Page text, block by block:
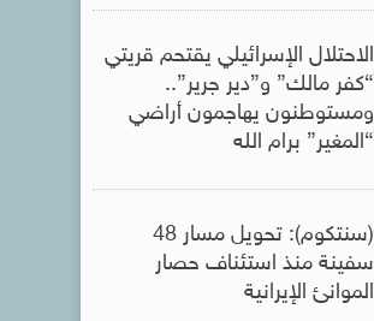
الاحتلال الإسرائيلي يقتحم قريتي
“كفر مالك” و”دير جرير”..
ومستوطنون يهاجمون أراضي
“المغير” برام الله
(سنتكوم): تحويل مسار 48
سفينة منذ استئناف حصار
الموانئ الإيرانية